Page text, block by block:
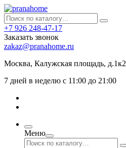
+7 926 248-47-17
Заказать звонок
zakaz@pranahome.ru
Москва, Калужская площадь, д.1к2
7 дней в неделю с 11:00 до 21:00
Меню